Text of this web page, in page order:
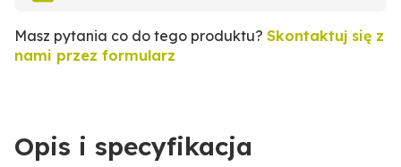
Masz pytania co do tego produktu? Skontaktuj się z
nami przez formularz
Opis i specyfikacja